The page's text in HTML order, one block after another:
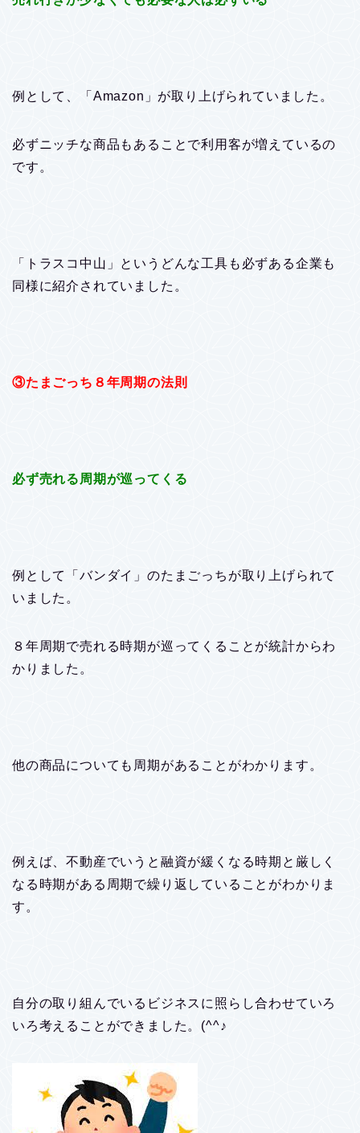
例として、「Amazon」が取り上げられていました。
必ずニッチな商品もあることで利用客が増えているの
です。
「トラスコ中山」というどんな工具も必ずある企業も
同様に紹介されていました。
③たまごっち８年周期の法則
必ず売れる周期が巡ってくる
例として「バンダイ」のたまごっちが取り上げられて
いました。
８年周期で売れる時期が巡ってくることが統計からわ
かりました。
他の商品についても周期があることがわかります。
例えば、不動産でいうと融資が緩くなる時期と厳しく
なる時期がある周期で繰り返していることがわかりま
す。
自分の取り組んでいるビジネスに照らし合わせていろ
いろ考えることができました。(^^♪